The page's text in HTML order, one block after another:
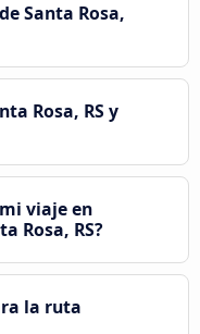
Santa Rosa,
Rosa, RS y
viaje en
Rosa, RS?
la ruta